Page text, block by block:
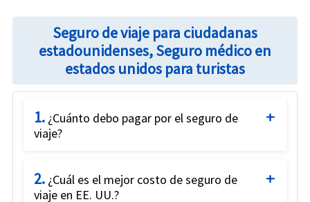
Seguro de viaje para ciudadanas
estadounidenses, Seguro médico en
estados unidos para turistas
1. ¿Cuánto debo pagar por el seguro de
viaje?
online with the first payment covering the
2. ¿Cuál es el mejor costo de seguro de
viaje en EE. UU.?